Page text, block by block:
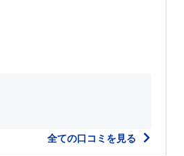
全ての口コミを見る